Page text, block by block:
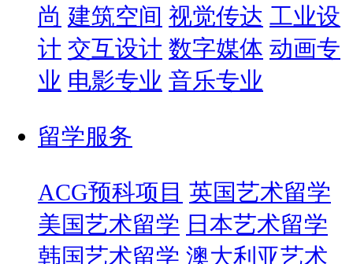
尚 建筑空间 视觉传达 工业设
计 交互设计 数字媒体 动画专
业 电影专业 音乐专业
留学服务
ACG预科项目 英国艺术留学
美国艺术留学 日本艺术留学
韩国艺术留学 澳大利亚艺术